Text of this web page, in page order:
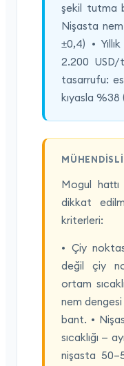
şekil tutma
Nişasta
±0,4) •
2.200
tasarrufu:
kıyasla %38
Mogul hattı
dikkat
kriterleri:
• Çiy
değil çiy
ortam
nem
bant. •
sıcaklığı —
nişasta